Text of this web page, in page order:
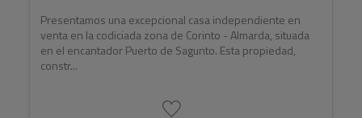
Presentamos una excepcional casa independiente en
venta en la codiciada zona de Corinto - Almarda, situada
en el encantador Puerto de Sagunto. Esta propiedad,
constr...